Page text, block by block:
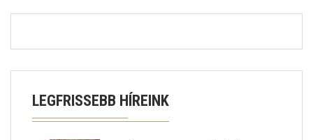
LEGFRISSEBB HÍREINK